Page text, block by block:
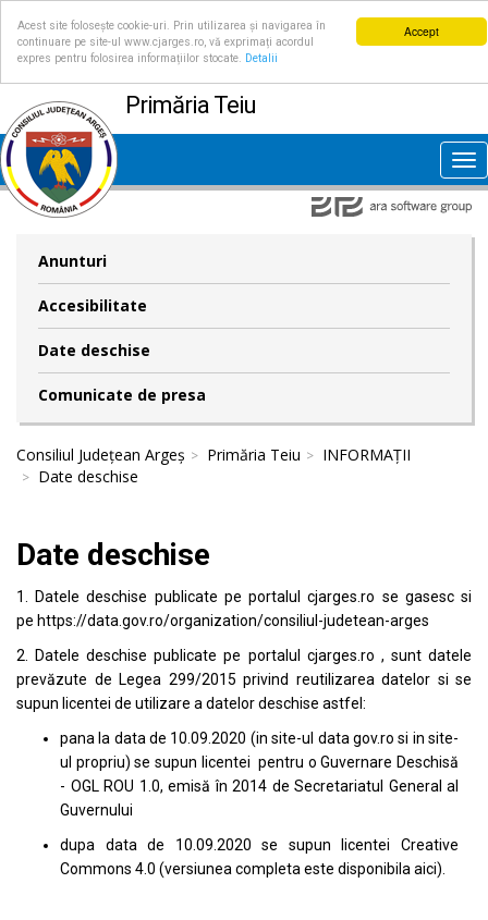
Accept
Acest site folosește cookie-uri. Prin utilizarea și navigarea în
continuare pe site-ul www.cjarges.ro, vă exprimați acordul
expres pentru folosirea informațiilor stocate.
Detalii
Primăria Teiu
Anunturi
Accesibilitate
Date deschise
Comunicate de presa
Consiliul Județean Argeș Primăria Teiu
INFORMAȚII
Date deschise
Date deschise
1. Datele deschise publicate pe portalulcjarges.ro se gasesc si
pe https://data.gov.ro/organization/consiliul-judetean-arges
2. Datele deschise publicate pe portalul cjarges.ro , sunt datele
prevăzute de Legea 299/2015 privind reutilizarea datelor si se
supun licentei de utilizare a datelor deschise astfel:
pana la data de 10.09.2020 (in site-ul data gov.ro si in site-
ul propriu) se supun licentei pentru o Guvernare Deschisă
- OGL ROU 1.0, emisă în 2014 de Secretariatul General al
Guvernului
dupa data de 10.09.2020 se supun licentei Creative
Commons 4.0 (versiunea completa este disponibila aici).